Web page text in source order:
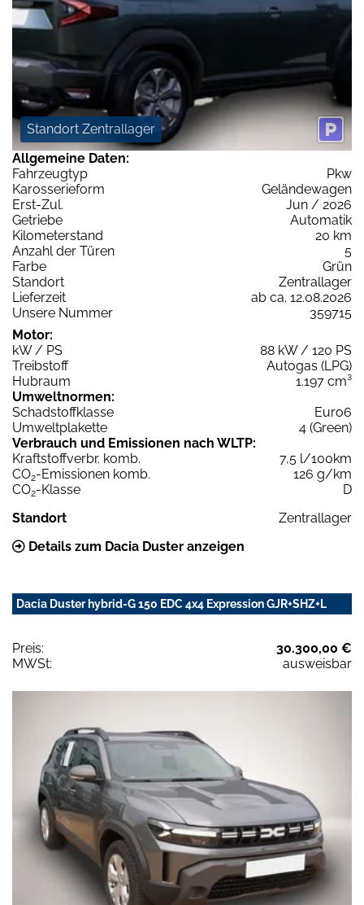
Standort Zentrallager
Allgemeine Daten:
Fahrzeugtyp
Pkw
Karosserieform
Geländewagen
Erst-Zul.
Jun / 2026
Getriebe
Automatik
Kilometerstand
20 km
Anzahl der Türen
5
Farbe
Grün
Standort
Zentrallager
Lieferzeit
ab ca. 12.08.2026
Unsere Nummer
359715
Motor:
kW / PS
88 kW / 120 PS
Treibstoff
Autogas (LPG)
Hubraum
1.197 cm³
Umweltnormen:
Schadstoffklasse
Euro6
Umweltplakette
4 (Green)
Verbrauch und Emissionen nach WLTP:
Kraftstoffverbr. komb.
7,5 l/100km
CO2-Emissionen komb.
126 g/km
CO2-Klasse
D
Standort
Zentrallager
Details zum Dacia Duster anzeigen
Dacia Duster hybrid-G 150 EDC 4x4 Expression GJR+SHZ+L
Preis:
30.300,00 €
MWSt:
ausweisbar